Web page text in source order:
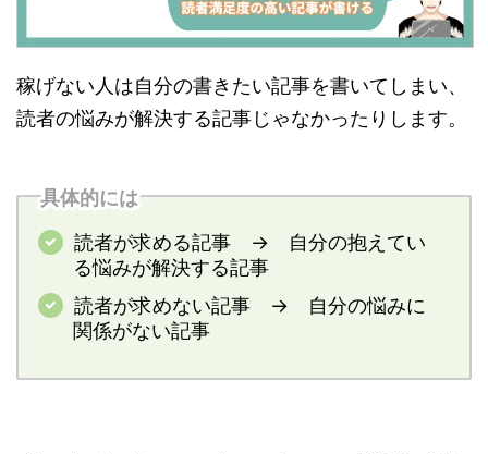
稼げない人は自分の書きたい記事を書いてしまい、
読者の悩みが解決する記事じゃなかったりします。
具体的には
読者が求める記事 → 自分の抱えてい
る悩みが解決する記事
読者が求めない記事 → 自分の悩みに
関係がない記事